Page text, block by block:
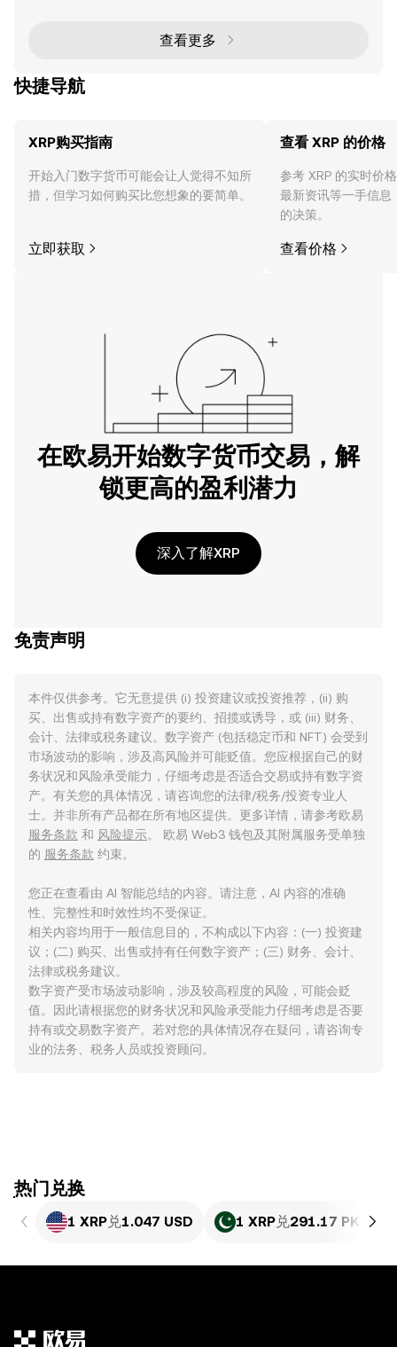
传统金融市场的更广泛影响。 什么是XRP ETF？ XRP E
TF（交易所交易基金）是一种受监管的投资产品，追
查看更多
快捷导航
XRP购买指南
开始入门数字货币可能会让人觉得不知所
措，但学习如何购买比您想象的要简单。
立即获取
查看 XRP 的价格
参考 XRP 的实时价
最新资讯等一手信息
的决策。
查看价格
在欧易开始数字货币交易，解
锁更高的盈利潜力
深入了解XRP
免责声明
本件仅供参考。它无意提供 (i) 投资建议或投资推荐，(ii) 购
买、出售或持有数字资产的要约、招揽或诱导，或 (iii) 财务、
会计、法律或税务建议。数字资产 (包括稳定币和 NFT) 会受到
市场波动的影响，涉及高风险并可能贬值。您应根据自己的财
务状况和风险承受能力，仔细考虑是否适合交易或持有数字资
产。有关您的具体情况，请咨询您的法律/税务/投资专业人
士。并非所有产品都在所有地区提供。更多详情，请参考欧易
服务条款 和 风险提示。 欧易 Web3 钱包及其附属服务受单独
的 服务条款 约束。
您正在查看由 AI 智能总结的内容。请注意，AI 内容的准确
性、完整性和时效性均不受保证。
相关内容均用于一般信息目的，不构成以下内容：(一) 投资建
议；(二) 购买、出售或持有任何数字资产；(三) 财务、会计、
法律或税务建议。
数字资产受市场波动影响，涉及较高程度的风险，可能会贬
值。因此请根据您的财务状况和风险承受能力仔细考虑是否要
持有或交易数字资产。若对您的具体情况存在疑问，请咨询专
业的法务、税务人员或投资顾问。
ִִִִִִִִִִִִִִִִִִִִִִִִִִִִִִִִִִִִִִִִִִִִִִִִ热门兑换
1 XRP兑1.047 USD 1 XRP兑291.17 PKR